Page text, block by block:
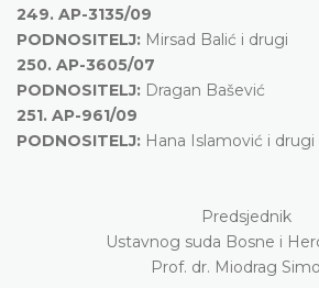
249. AP-3135/09
PODNOSITELJ: Mirsad Balić i drugi
250. AP-3605/07
PODNOSITELJ: Dragan Bašević
251. AP-961/09
PODNOSITELJ: Hana Islamović i drugi
Predsjednik
Ustavnog suda Bosne i
Prof. dr. Miodrag